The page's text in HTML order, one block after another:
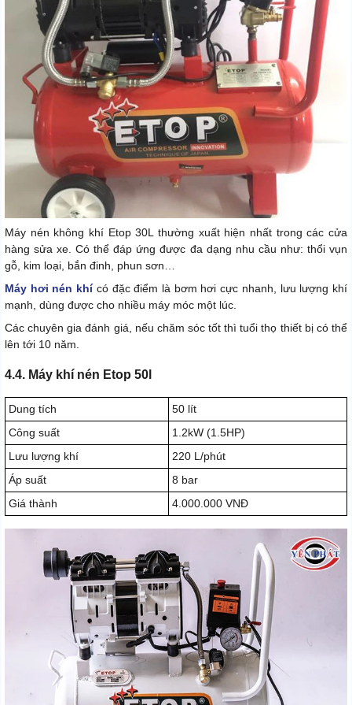
Máy nén không khí Etop 30L thường xuất hiện nhất trong các cửa
hàng sửa xe. Có thể đáp ứng được đa dạng nhu cầu như: thổi vụn
gỗ, kim loại, bắn đinh, phun sơn…
Máy hơi nén khícó đặc điểm là bơm hơi cực nhanh, lưu lượng khí
mạnh, dùng được cho nhiều máy móc một lúc.
Các chuyên gia đánh giá, nếu chăm sóc tốt thì tuổi thọ thiết bị có thể
lên tới 10 năm.
4.4. Máy khí nén Etop 50l
Dung tích
50 lít
Công suất
1.2kW (1.5HP)
Lưu lượng khí
220 L/phút
Áp suất
8 bar
Giá thành
4.000.000 VNĐ